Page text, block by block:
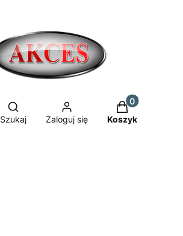
Otwórz wyszukiwarkę
Szukaj Zaloguj się
Produkty w
Koszyk